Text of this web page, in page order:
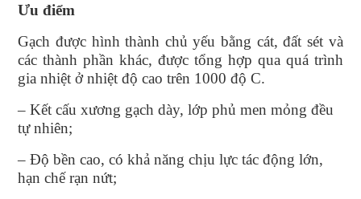
Ưu điểm
Gạch được hình thành chủ yếu bằng cát, đất sét và
các thành phần khác, được tổng hợp qua quá trình
gia nhiệt ở nhiệt độ cao trên 1000 độ C.
– Kết cấu xương gạch dày, lớp phủ men mỏng đều
tự nhiên;
– Độ bền cao, có khả năng chịu lực tác động lớn,
hạn chế rạn nứt;